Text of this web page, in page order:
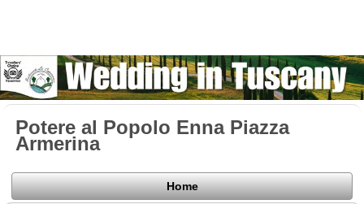
Potere al Popolo Enna Piazza
Armerina
Home